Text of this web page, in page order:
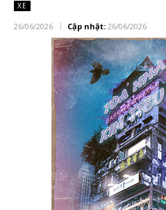
XE
26/06/2026 Cập nhật: 26/06/2026